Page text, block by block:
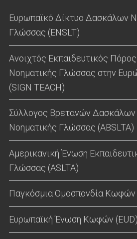
Ευρωπαϊκό Δίκτυο Δασκάλων
Γλώσσας (ENSLT)
Ανοιχτός Εκπαιδευτικός
Νοηματικής Γλώσσας στην
(SIGN TEACH)
Σύλλογος Βρετανών Δασκάλων
Νοηματικής Γλώσσας (ABSLTA)
Αμερικανική Ένωση
Γλώσσας (ASLTA)
Παγκόσμια Ομοσπονδία Κωφών
Ευρωπαϊκή Ένωση Κωφών (EUD)